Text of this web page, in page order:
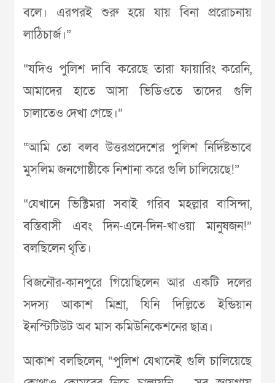
বলে। এরপরই শুরু হয়ে যায় বিনা প্ররোচনায়
লাঠিচার্জ।”
“যদিও পুলিশ দাবি করেছে তারা ফায়ারিং করেনি,
আমাদের হাতে আসা ভিডিওতে তাদের গুলি
চালাতেও দেখা গেছে।”
“আমি তো বলব উত্তরপ্রদেশের পুলিশ নির্দিষ্টভাবে
মুসলিম জনগোষ্ঠীকে নিশানা করে গুলি চালিয়েছে!”
“যেখানে ভিক্টিমরা সবাই গরিব মহল্লার বাসিন্দা,
বস্তিবাসী এবং দিন-এনে-দিন-খাওয়া মানুষজন!”
বলছিলেন থৃতি।
বিজনৌর-কানপুরে গিয়েছিলেন আর একটি দলের
সদস্য আকাশ মিশ্রা, যিনি দিল্লিতে ইন্ডিয়ান
ইনস্টিটিউট অব মাস কমিউনিকেশনের ছাত্র।
আকাশ বলছিলেন, “পুলিশ যেখানেই গুলি চালিয়েছে